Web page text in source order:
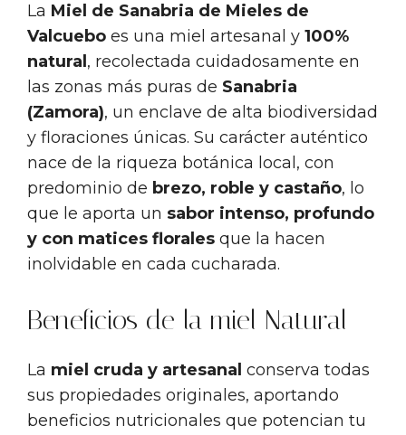
La Miel de Sanabria de Mieles de
Valcuebo es una miel artesanal y 100%
natural , recolectada cuidadosamente en
las zonas más puras de Sanabria
(Zamora), un enclave de alta biodiversidad
y floraciones únicas. Su carácter auténtico
nace de la riqueza botánica local, con
predominio de brezo, roble y castaño, lo
que le aporta un sabor intenso, profundo
y con matices florales que la hacen
inolvidable en cada cucharada.
Beneficios de la miel Natural
La miel cruda y artesanal conserva todas
sus propiedades originales, aportando
beneficios nutricionales que potencian tu